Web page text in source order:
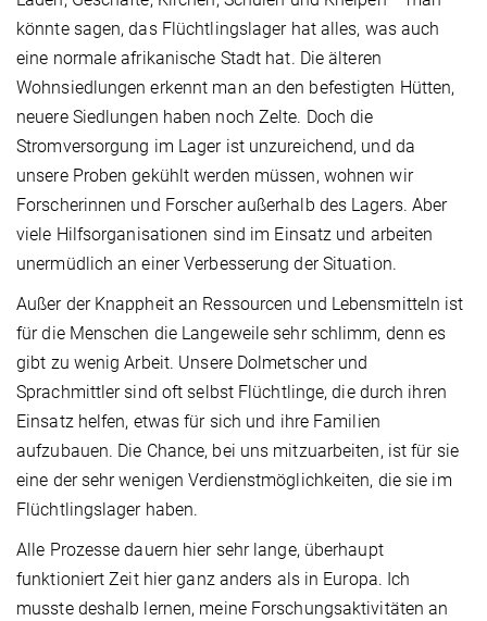
könnte sagen, das Flüchtlingslager hat alles, was auch
eine normale afrikanische Stadt hat. Die älteren
Wohnsiedlungen erkennt man an den befestigten Hütten,
neuere Siedlungen haben noch Zelte. Doch die
Stromversorgung im Lager ist unzureichend, und da
unsere Proben gekühlt werden müssen, wohnen wir
Forscherinnen und Forscher außerhalb des Lagers. Aber
viele Hilfsorganisationen sind im Einsatz und arbeiten
unermüdlich an einer Verbesserung der Situation.
Außer der Knappheit an Ressourcen und Lebensmitteln ist
für die Menschen die Langeweile sehr schlimm, denn es
gibt zu wenig Arbeit. Unsere Dolmetscher und
Sprachmittler sind oft selbst Flüchtlinge, die durch ihren
Einsatz helfen, etwas für sich und ihre Familien
aufzubauen. Die Chance, bei uns mitzuarbeiten, ist für sie
eine der sehr wenigen Verdienstmöglichkeiten, die sie im
Flüchtlingslager haben.
Alle Prozesse dauern hier sehr lange, überhaupt
funktioniert Zeit hier ganz anders als in Europa. Ich
musste deshalb lernen, meine Forschungsaktivitäten an